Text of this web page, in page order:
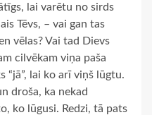
lai varētu no sirds
Tēvs, – vai gan tas
vēlas? Vai tad Dievs
cilvēkam viņa paša
“jā”, lai ko arī viņš lūgtu.
droša, ka nekad
ko lūgusi. Redzi, tā pats